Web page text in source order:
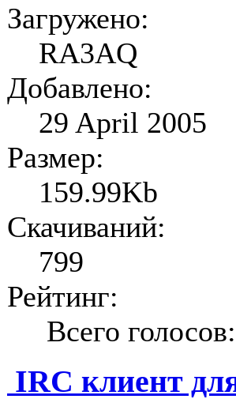
Загружено:
RA3AQ
Добавлено:
29 April 2005
Размер:
159.99Kb
Скачиваний:
799
Рейтинг:
Всего
IRC клиент